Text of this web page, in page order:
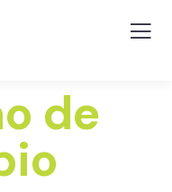
de